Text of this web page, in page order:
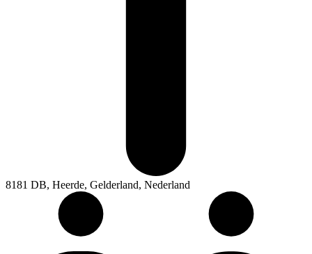
8181 DB, Heerde, Gelderland, Nederland